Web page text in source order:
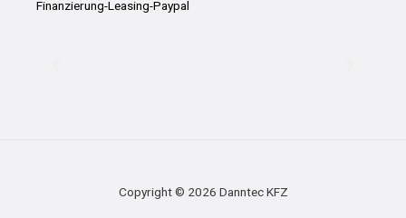
Finanzierung-Leasing-Paypal
Copyright © 2026 Danntec KFZ